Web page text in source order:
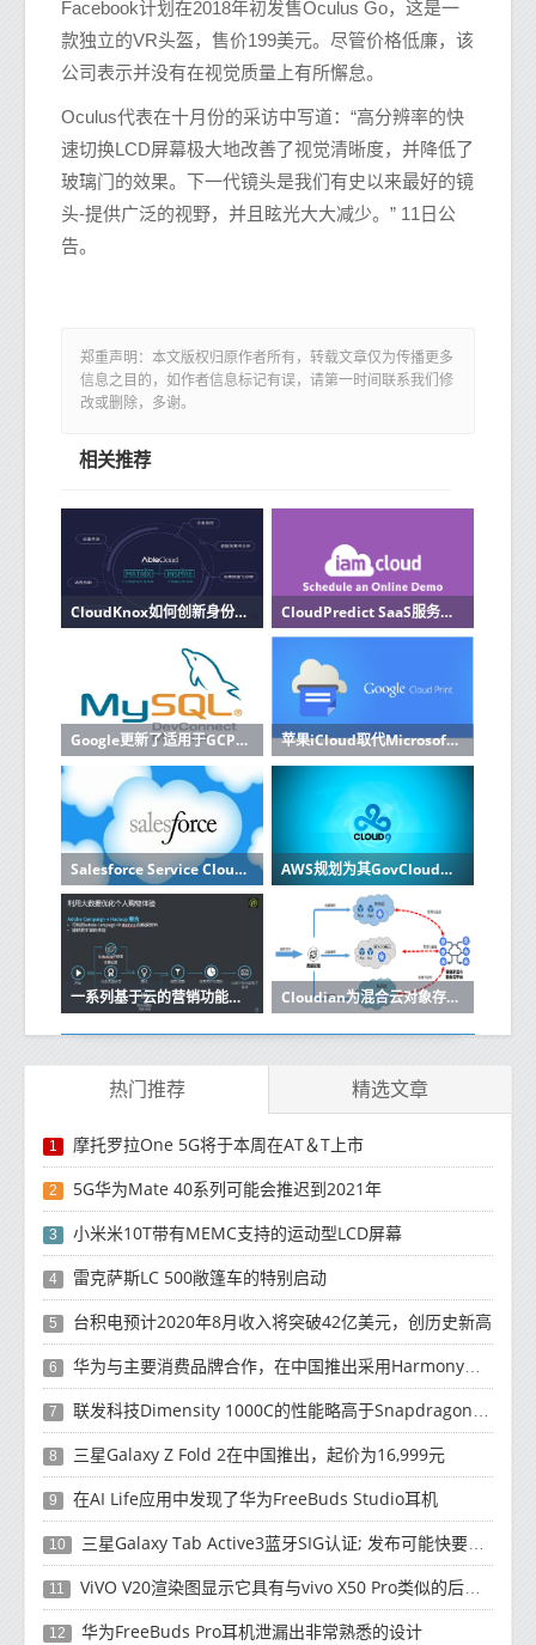
Facebook计划在2018年初发售Oculus Go，这是一
款独立的VR头盔，售价199美元。尽管价格低廉，该
公司表示并没有在视觉质量上有所懈怠。
Oculus代表在十月份的采访中写道：“高分辨率的快
速切换LCD屏幕极大地改善了视觉清晰度，并降低了
玻璃门的效果。下一代镜头是我们有史以来最好的镜
头-提供广泛的视野，并且眩光大大减少。” 11日公
告。
郑重声明：本文版权归原作者所有，转载文章仅为传播更多
信息之目的，如作者信息标记有误，请第一时间联系我们修
改或删除，多谢。
相关推荐
CloudKnox如何创新身份授权安全性 CloudPredict SaaS服务使企业能够更加主动
Google更新了适用于GCP的Cloud Firestore NoSQL数据库Beta 苹果iCloud取代Microsoft Azure缺席Google Cloud
Salesforce Service Cloud更新为服务代理提供新工具 AWS规划为其GovCloud服务启动新区域
一系列基于云的营销功能整合到了所谓的Adobe Experience Cloud中 Cloudian为混合云对象存储筹集了4100万美元的风险投资
热门推荐 精选文章
1 摩托罗拉One 5G将于本周在AT＆T上市
2 5G华为Mate 40系列可能会推迟到2021年
3 小米米10T带有MEMC支持的运动型LCD屏幕
4 雷克萨斯LC 500敞篷车的特别启动
5 台积电预计2020年8月收入将突破42亿美元，创历史新高
6 华为与主要消费品牌合作，在中国推出采用HarmonyOS 2.0的智能家居产品
7 联发科技Dimensity 1000C的性能略高于Snapdragon 765G
8 三星Galaxy Z Fold 2在中国推出，起价为16,999元
9 在AI Life应用中发现了华为FreeBuds Studio耳机
10 三星Galaxy Tab Active3蓝牙SIG认证; 发布可能快要结束了
11 ViVO V20渲染图显示它具有与vivo X50 Pro类似的后部设计
12 华为FreeBuds Pro耳机泄漏出非常熟悉的设计